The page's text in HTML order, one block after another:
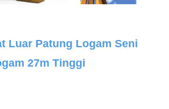
Luar Patung Logam Seni
27m Tinggi